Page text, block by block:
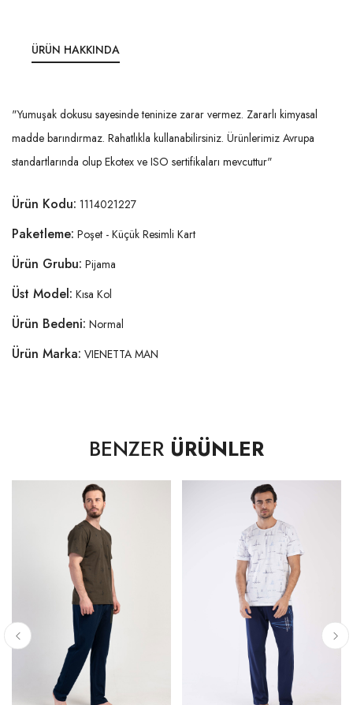
ÜRÜN HAKKINDA
"Yumuşak dokusu sayesinde teninize zarar vermez. Zararlı kimyasal
madde barındırmaz. Rahatlıkla kullanabilirsiniz. Ürünlerimiz Avrupa
standartlarında olup Ekotex ve ISO sertifikaları mevcuttur"
Ürün Kodu: 1114021227
Paketleme: Poşet - Küçük Resimli Kart
Ürün Grubu: Pijama
Üst Model: Kısa Kol
Ürün Bedeni: Normal
Ürün Marka: VIENETTA MAN
BENZER ÜRÜNLER